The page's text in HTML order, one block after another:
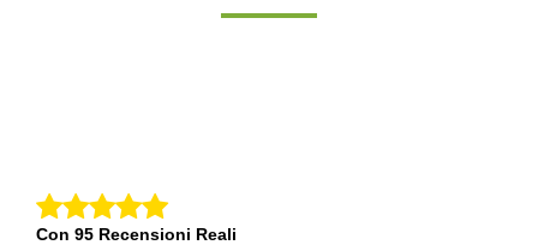
Con 95 Recensioni Reali